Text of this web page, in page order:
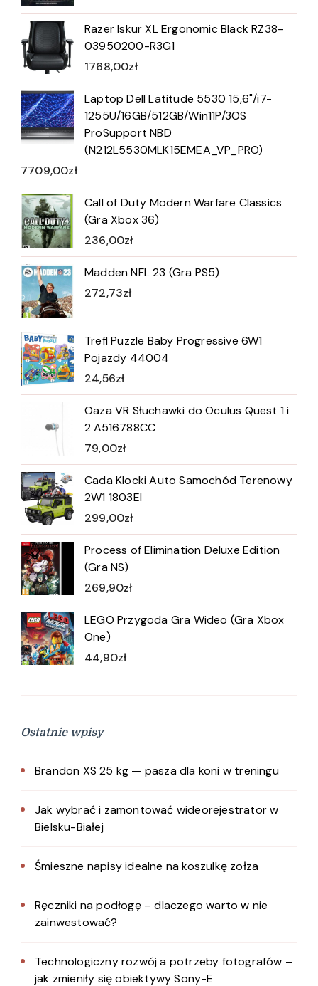
Razer Iskur XL Ergonomic Black RZ38-
03950200-R3G1
1768,00zł
Laptop Dell Latitude 5530 15,6"/i7-
1255U/16GB/512GB/Win11P/3OS
ProSupport NBD
(N212L5530MLK15EMEA_VP_PRO)
7709,00zł
Call of Duty Modern Warfare Classics
(Gra Xbox 36)
236,00zł
Madden NFL 23 (Gra PS5)
272,73zł
Trefl Puzzle Baby Progressive 6W1
Pojazdy 44004
24,56zł
Oaza VR Słuchawki do Oculus Quest 1 i
2 A516788CC
79,00zł
Cada Klocki Auto Samochód Terenowy
2W1 1803El
299,00zł
Process of Elimination Deluxe Edition
(Gra NS)
269,90zł
LEGO Przygoda Gra Wideo (Gra Xbox
One)
44,90zł
Ostatnie wpisy
Brandon XS 25 kg — pasza dla koni w treningu
Jak wybrać i zamontować wideorejestrator w
Bielsku-Białej
Śmieszne napisy idealne na koszulkę zołza
Ręczniki na podłogę – dlaczego warto w nie
zainwestować?
Technologiczny rozwój a potrzeby fotografów –
jak zmieniły się obiektywy Sony-E